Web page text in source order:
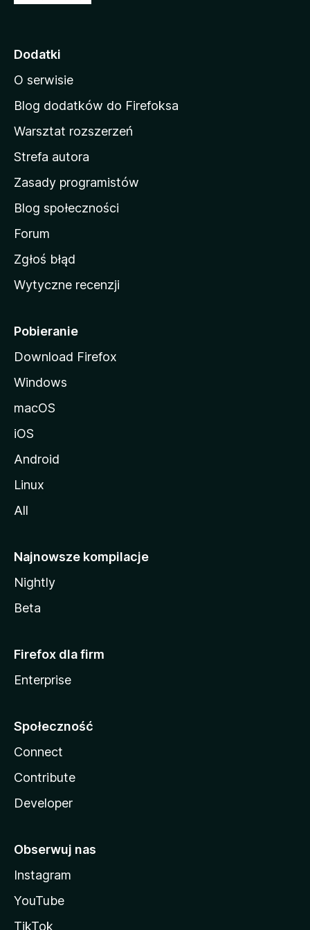
o
a
d
m
o
w
M
o
z
l
i
Dodatki
O serwisie
Blog dodatków do Firefoksa
Warsztat rozszerzeń
Strefa autora
Zasady programistów
Blog społeczności
Forum
Zgłoś błąd
Wytyczne recenzji
Pobieranie
Download Firefox
Windows
macOS
iOS
Android
Linux
All
Najnowsze kompilacje
Nightly
Beta
Firefox dla firm
Enterprise
Społeczność
Connect
Contribute
Developer
Obserwuj nas
Instagram
YouTube
TikTok